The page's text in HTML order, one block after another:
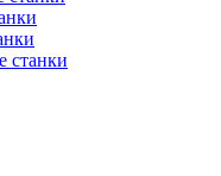
станки